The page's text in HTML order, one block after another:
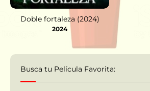
Doble fortaleza (2024)
2024
Busca tu Película Favorita: